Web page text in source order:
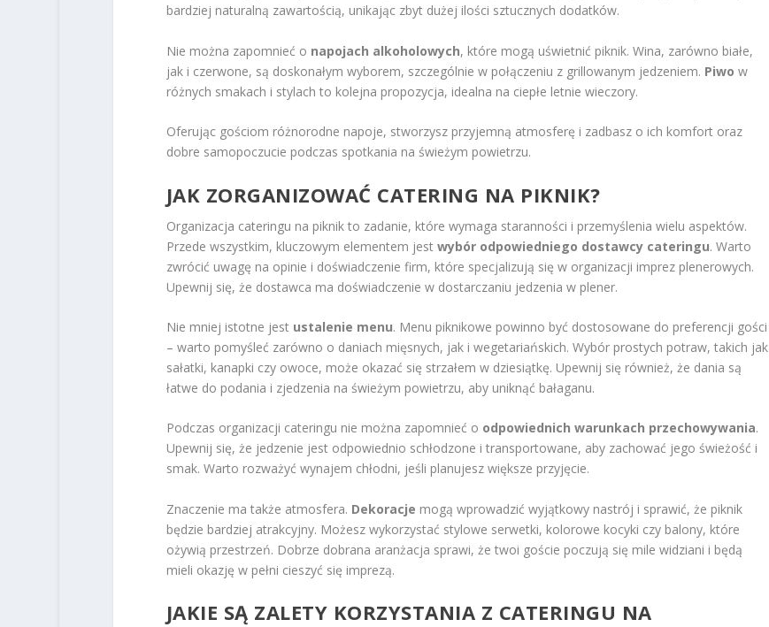
bardziej naturalną zawartością, unikając zbyt dużej ilości sztucznych dodatków.
Nie można zapomnieć o napojach alkoholowych, które mogą uświetnić piknik. Wina, zarówno białe,
jak i czerwone, są doskonałym wyborem, szczególnie w połączeniu z grillowanym jedzeniem. Piwo w
różnych smakach i stylach to kolejna propozycja, idealna na ciepłe letnie wieczory.
Oferując gościom różnorodne napoje, stworzysz przyjemną atmosferę i zadbasz o ich komfort oraz
dobre samopoczucie podczas spotkania na świeżym powietrzu.
JAK ZORGANIZOWAĆ CATERING NA PIKNIK?
Organizacja cateringu na piknik to zadanie, które wymaga staranności i przemyślenia wielu aspektów.
Przede wszystkim, kluczowym elementem jest wybór odpowiedniego dostawcy cateringu. Warto
zwrócić uwagę na opinie i doświadczenie firm, które specjalizują się w organizacji imprez plenerowych.
Upewnij się, że dostawca ma doświadczenie w dostarczaniu jedzenia w plener.
Nie mniej istotne jest ustalenie menu. Menu piknikowe powinno być dostosowane do preferencji gości
– warto pomyśleć zarówno o daniach mięsnych, jak i wegetariańskich. Wybór prostych potraw, takich jak
sałatki, kanapki czy owoce, może okazać się strzałem w dziesiątkę. Upewnij się również, że dania są
łatwe do podania i zjedzenia na świeżym powietrzu, aby uniknąć bałaganu.
Podczas organizacji cateringu nie można zapomnieć o odpowiednich warunkach przechowywania.
Upewnij się, że jedzenie jest odpowiednio schłodzone i transportowane, aby zachować jego świeżość i
smak. Warto rozważyć wynajem chłodni, jeśli planujesz większe przyjęcie.
Znaczenie ma także atmosfera. Dekoracje mogą wprowadzić wyjątkowy nastrój i sprawić, że piknik
będzie bardziej atrakcyjny. Możesz wykorzystać stylowe serwetki, kolorowe kocyki czy balony, które
ożywią przestrzeń. Dobrze dobrana aranżacja sprawi, że twoi goście poczują się mile widziani i będą
mieli okazję w pełni cieszyć się imprezą.
JAKIE SĄ ZALETY KORZYSTANIA Z CATERINGU NA